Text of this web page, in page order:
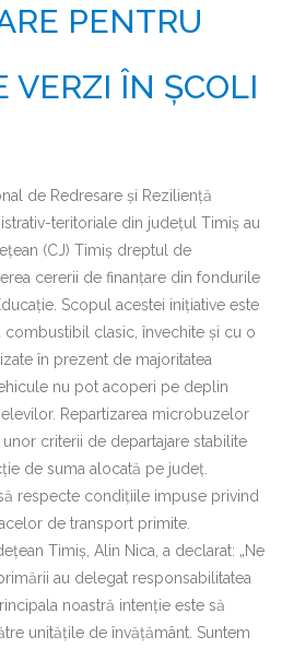
PENTRU
VERZI ÎN ȘCOLI
de Redresare și Reziliență
teritoriale din județul Timiș au
(CJ) Timiș dreptul de
cererii de finanțare din fondurile
Scopul acestei inițiative este
clasic, învechite și cu o
în prezent de majoritatea
nu pot acoperi pe deplin
Repartizarea microbuzelor
criterii de departajare stabilite
de suma alocată pe județ.
respecte condițiile impuse privind
de transport primite.
Timiș, Alin Nica, a declarat: „Ne
au delegat responsabilitatea
noastră intenție este să
unitățile de învățământ. Suntem